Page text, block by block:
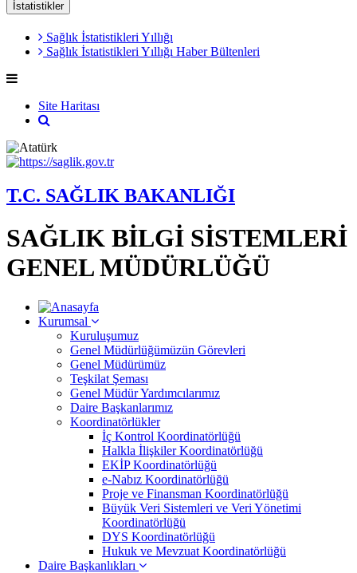
İstatistikler
Sağlık İstatistikleri Yıllığı
Sağlık İstatistikleri Yıllığı Haber Bültenleri
Site Haritası
T.C. SAĞLIK BAKANLIĞI
SAĞLIK BİLGİ SİSTEMLERİ
GENEL MÜDÜRLÜĞÜ
Kurumsal
Kuruluşumuz
Genel Müdürlüğümüzün Görevleri
Genel Müdürümüz
Teşkilat Şeması
Genel Müdür Yardımcılarımız
Daire Başkanlarımız
Koordinatörlükler
İç Kontrol Koordinatörlüğü
Halkla İlişkiler Koordinatörlüğü
EKİP Koordinatörlüğü
e-Nabız Koordinatörlüğü
Proje ve Finansman Koordinatörlüğü
Büyük Veri Sistemleri ve Veri Yönetimi
Koordinatörlüğü
DYS Koordinatörlüğü
Hukuk ve Mevzuat Koordinatörlüğü
Daire Başkanlıkları